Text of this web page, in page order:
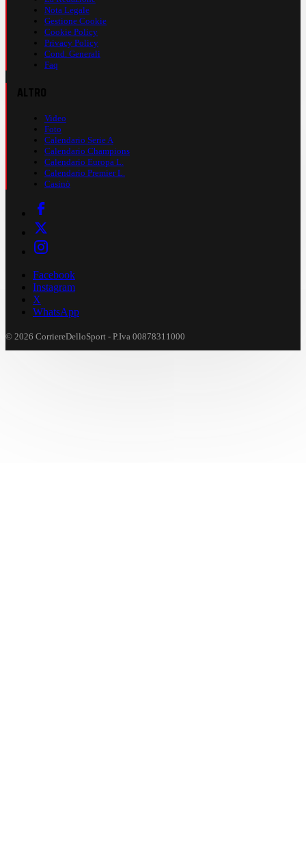
Nota Legale
Gestione Cookie
Cookie Policy
Privacy Policy
Cond. Generali
Faq
Video
Foto
Calendario Serie A
Calendario Champions
Calendario Europa L.
Calendario Premier L.
Casinò
Facebook
Instagram
X
WhatsApp
© 2026 CorriereDelloSport - P.Iva 00878311000